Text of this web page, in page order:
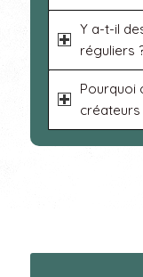
Y a-t-il
réguliers
Pourquoi
créateurs